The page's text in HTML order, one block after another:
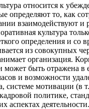
относится к
определяют то, как
взаимодействуют и
культура
определения и со
из совокупных
организация.
может быть отражена в
и возможности
системе мотивации (в
политике,
аспектах деятельности.